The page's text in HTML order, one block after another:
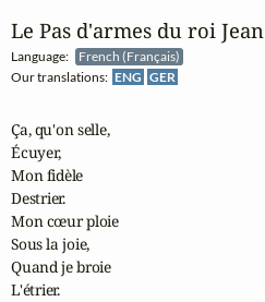
Le Pas d'armes du roi Jean
Language:
French (Français)
Our translations: ENG GER
Ça, qu'on selle,
Écuyer,
Mon fidèle
Destrier.
Mon cœur ploie
Sous la joie,
Quand je broie
L'étrier.